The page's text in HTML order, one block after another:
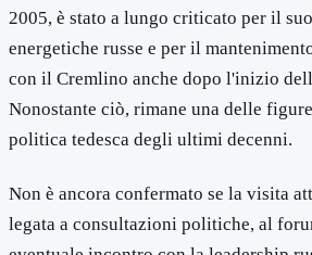
2005, è stato a lungo criticato per il
energetiche russe e per il
con il Cremlino anche dopo l'inizio
Nonostante ciò, rimane una delle
politica tedesca degli ultimi decenni.
Non è ancora confermato se la visita
legata a consultazioni politiche, al